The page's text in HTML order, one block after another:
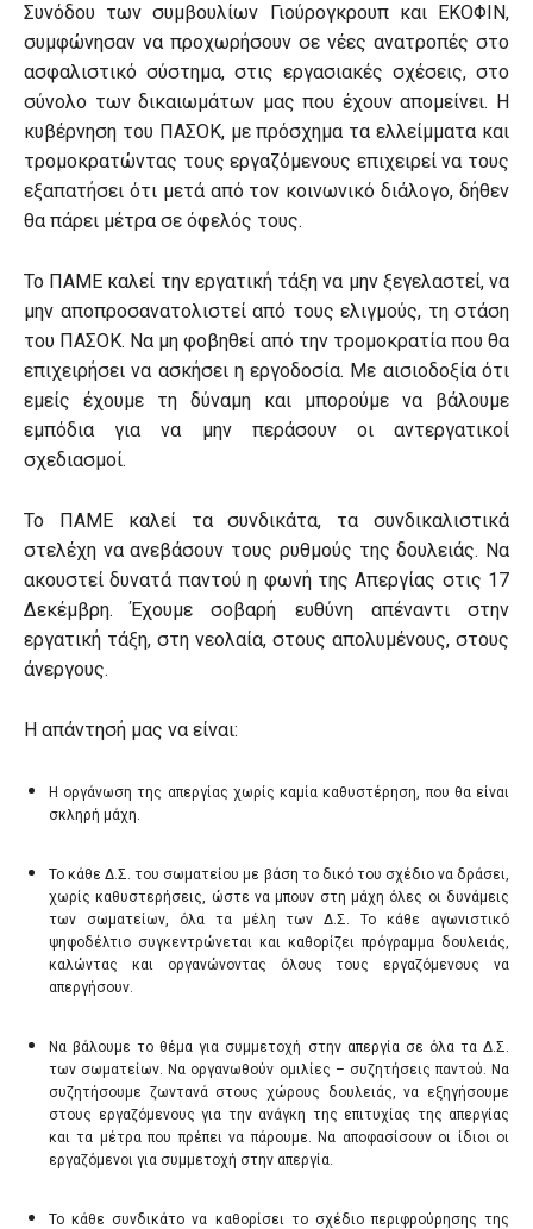
Συνόδου των συμβουλίων Γιούρογκρουπ και ΕΚΟΦΙΝ,
συμφώνησαν να προχωρήσουν σε νέες ανατροπές στο
ασφαλιστικό σύστημα, στις εργασιακές σχέσεις, στο
σύνολο των δικαιωμάτων μας που έχουν απομείνει. Η
κυβέρνηση του ΠΑΣΟΚ, με πρόσχημα τα ελλείμματα και
τρομοκρατώντας τους εργαζόμενους επιχειρεί να τους
εξαπατήσει ότι μετά από τον κοινωνικό διάλογο, δήθεν
θα πάρει μέτρα σε όφελός τους.
Το ΠΑΜΕ καλεί την εργατική τάξη να μην ξεγελαστεί, να
μην αποπροσανατολιστεί από τους ελιγμούς, τη στάση
του ΠΑΣΟΚ. Να μη φοβηθεί από την τρομοκρατία που θα
επιχειρήσει να ασκήσει η εργοδοσία. Με αισιοδοξία ότι
εμείς έχουμε τη δύναμη και μπορούμε να βάλουμε
εμπόδια για να μην περάσουν οι αντεργατικοί
σχεδιασμοί.
Το ΠΑΜΕ καλεί τα συνδικάτα, τα συνδικαλιστικά
στελέχη να ανεβάσουν τους ρυθμούς της δουλειάς. Να
ακουστεί δυνατά παντού η φωνή της Απεργίας στις 17
Δεκέμβρη. Έχουμε σοβαρή ευθύνη απέναντι στην
εργατική τάξη, στη νεολαία, στους απολυμένους, στους
άνεργους.
Η απάντησή μας να είναι:
Η οργάνωση της απεργίας χωρίς καμία καθυστέρηση, που θα είναι
σκληρή μάχη.
Το κάθε Δ.Σ. του σωματείου με βάση το δικό του σχέδιο να δράσει,
χωρίς καθυστερήσεις, ώστε να μπουν στη μάχη όλες οι δυνάμεις
των σωματείων, όλα τα μέλη των Δ.Σ. Το κάθε αγωνιστικό
ψηφοδέλτιο συγκεντρώνεται και καθορίζει πρόγραμμα δουλειάς,
καλώντας και οργανώνοντας όλους τους εργαζόμενους να
απεργήσουν.
Να βάλουμε το θέμα για συμμετοχή στην απεργία σε όλα τα Δ.Σ.
των σωματείων. Να οργανωθούν ομιλίες – συζητήσεις παντού. Να
συζητήσουμε ζωντανά στους χώρους δουλειάς, να εξηγήσουμε
στους εργαζόμενους για την ανάγκη της επιτυχίας της απεργίας
και τα μέτρα που πρέπει να πάρουμε. Να αποφασίσουν οι ίδιοι οι
εργαζόμενοι για συμμετοχή στην απεργία.
Το κάθε συνδικάτο να καθορίσει το σχέδιο περιφρούρησης της